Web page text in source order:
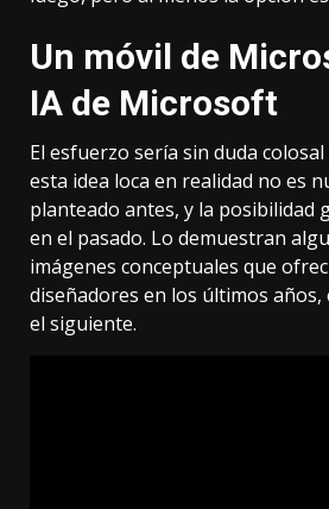
Un móvil de
IA de Microsoft
El esfuerzo sería sin duda
esta idea loca en realidad no es
planteado antes, y la posibilidad
en el pasado. Lo demuestran
imágenes conceptuales que
diseñadores en los últimos
el siguiente.